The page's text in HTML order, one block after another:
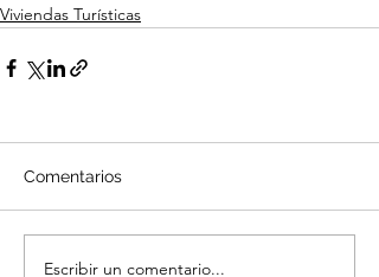
Viviendas Turísticas
Comentarios
Escribir un comentario...